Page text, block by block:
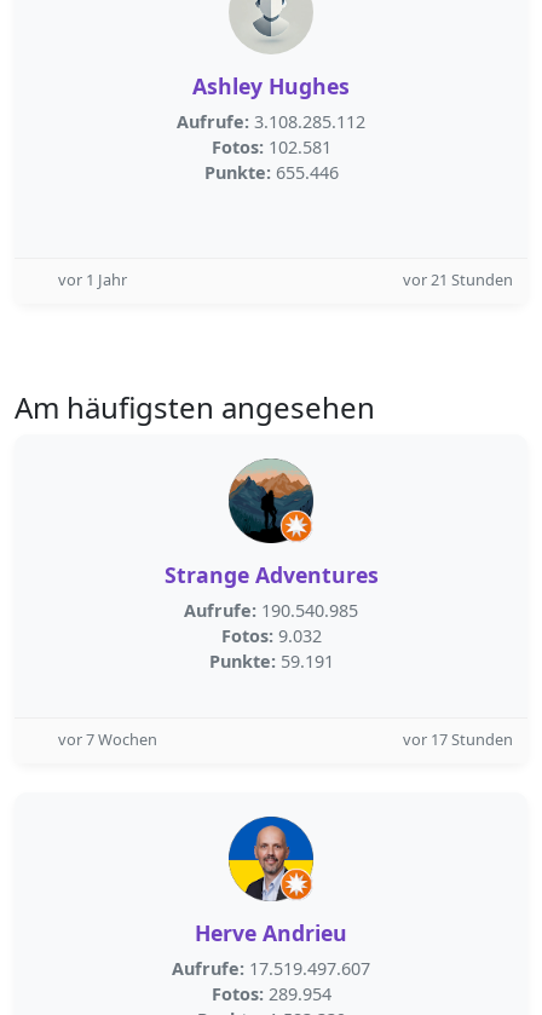
Ashley Hughes
Aufrufe: 3.108.285.112
Fotos: 102.581
Punkte: 655.446
vor 1 Jahr vor 21 Stunden
Am häufigsten angesehen
Strange Adventures
Aufrufe: 190.540.985
Fotos: 9.032
Punkte: 59.191
vor 7 Wochen vor 17 Stunden
Herve Andrieu
Aufrufe: 17.519.497.607
Fotos: 289.954